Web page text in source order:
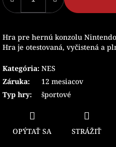
Hra pre hernú konzolu Nintendo
Hra je otestovaná, vyčistená a
Kategória: NES
Záruka:
12 mesiacov
Typ hry: športové
OPÝTAŤ SA STRÁŽIŤ